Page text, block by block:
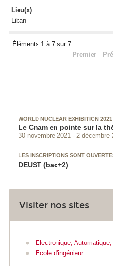
Lieu(x)
Liban
Éléments 1 à 7 sur 7
Premier
WORLD NUCLEAR EXHIBITION 2021
Le Cnam en pointe sur la
30 novembre 2021 2 décembre
LES INSCRIPTIONS SONT
DEUST (bac+2)
Visiter nos sites
Electronique,
Ecole d'ingénieur